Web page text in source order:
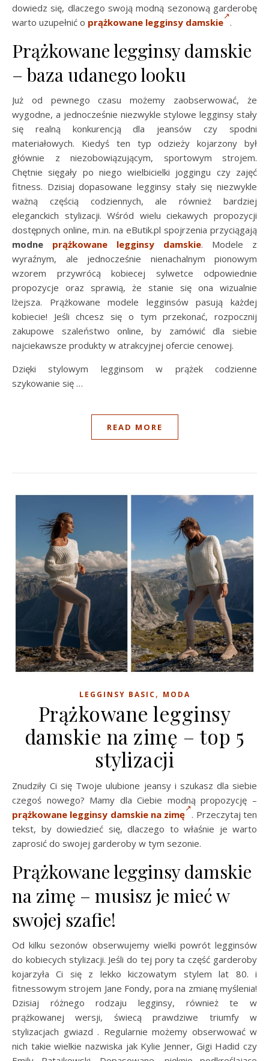
dowiedz się, dlaczego swoją modną sezonową garderobę
warto uzupełnić o prążkowane legginsy damskie .
Prążkowane legginsy damskie
– baza udanego looku
Już od pewnego czasu możemy zaobserwować, że
wygodne, a jednocześnie niezwykle stylowe legginsy stały
się realną konkurencją dla jeansów czy spodni
materiałowych. Kiedyś ten typ odzieży kojarzony był
głównie z niezobowiązującym, sportowym strojem.
Chętnie sięgały po niego wielbicielki joggingu czy zajęć
fitness. Dzisiaj dopasowane legginsy stały się niezwykle
ważną częścią codziennych, ale również bardziej
eleganckich stylizacji. Wśród wielu ciekawych propozycji
dostępnych online, m.in. na eButik.pl spojrzenia przyciągają
modne prążkowane legginsy damskie. Modele z
wyraźnym, ale jednocześnie nienachalnym pionowym
wzorem przywrócą kobiecej sylwetce odpowiednie
propozycje oraz sprawią, że stanie się ona wizualnie
lżejsza. Prążkowane modele legginsów pasują każdej
kobiecie! Jeśli chcesz się o tym przekonać, rozpocznij
zakupowe szaleństwo online, by zamówić dla siebie
najciekawsze produkty w atrakcyjnej ofercie cenowej.
Dzięki stylowym legginsom w prążek codzienne
szykowanie się …
READ MORE
LEGGINSY BASIC, MODA
Prążkowane legginsy
damskie na zimę – top 5
stylizacji
Znudziły Ci się Twoje ulubione jeansy i szukasz dla siebie
czegoś nowego? Mamy dla Ciebie modną propozycję –
prążkowane legginsy damskie na zimę . Przeczytaj ten
tekst, by dowiedzieć się, dlaczego to właśnie je warto
zaprosić do swojej garderoby w tym sezonie.
Prążkowane legginsy damskie
na zimę – musisz je mieć w
swojej szafie!
Od kilku sezonów obserwujemy wielki powrót legginsów
do kobiecych stylizacji. Jeśli do tej pory ta część garderoby
kojarzyła Ci się z lekko kiczowatym stylem lat 80. i
fitnessowym strojem Jane Fondy, pora na zmianę myślenia!
Dzisiaj różnego rodzaju legginsy, również te w
prążkowanej wersji, świecą prawdziwe triumfy w
stylizacjach gwiazd . Regularnie możemy obserwować w
nich takie wielkie nazwiska jak Kylie Jenner, Gigi Hadid czy